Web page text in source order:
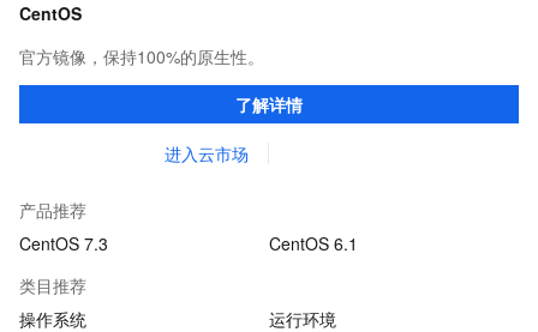
CentOS
官方镜像，保持100%的原生性。
了解详情
进入云市场
产品推荐
CentOS 7.3
CentOS 6.1
类目推荐
操作系统
运行环境